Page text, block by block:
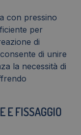
con pressino
per
di
di unire
la necessità di
E FISSAGGIO